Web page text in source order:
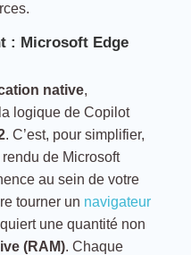
: Microsoft Edge
native,
logique de Copilot
. C’est, pour simplifier,
de Microsoft
au sein de votre
tourner un navigateur
une quantité non
(RAM). Chaque